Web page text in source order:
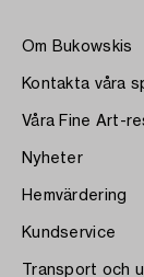
Om Bukowskis
Kontakta våra
Våra Fine Art-
Nyheter
Hemvärdering
Kundservice
Transport och